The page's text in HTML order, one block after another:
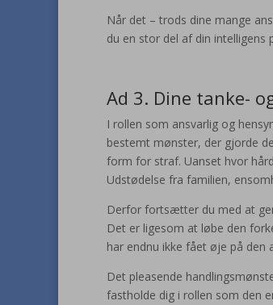
Når det – trods dine mange
du en stor del af din intelligens
Ad 3. Dine tanke-
I rollen som ansvarlig og
bestemt mønster, der gjorde
form for straf. Uanset hvor
Udstødelse fra familien,
Derfor fortsætter du med at
Det er ligesom at løbe den
har endnu ikke fået øje på
Det pleasende
fastholde dig i rollen som den